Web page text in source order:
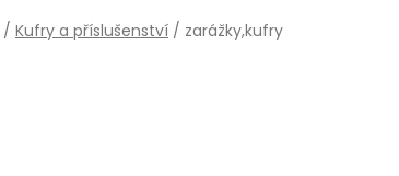
/ Kufry a příslušenství / zarážky,kufry